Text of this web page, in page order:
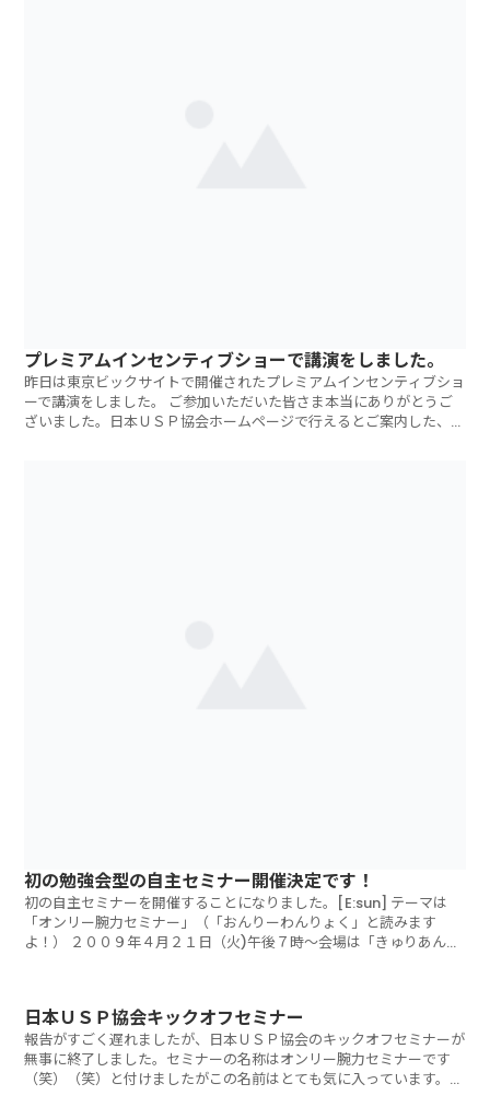
プレミアムインセンティブショーで講演をしました。
昨日は東京ビックサイトで開催されたプレミアムインセンティブショ
ーで講演をしました。 ご参加いただいた皆さま本当にありがとうご
ざいました。日本ＵＳＰ協会ホームページで行えるとご案内した、ス
初の勉強会型の自主セミナー開催決定です！
初の自主セミナーを開催することになりました。[E:sun] テーマは
「オンリー腕力セミナー」（「おんりーわんりょく」と読みます
よ！） ２００９年４月２１日（火)午後７時～会場は「きゅりあん」
日本ＵＳＰ協会キックオフセミナー
報告がすごく遅れましたが、日本ＵＳＰ協会のキックオフセミナーが
無事に終了しました。セミナーの名称はオンリー腕力セミナーです
（笑）（笑）と付けましたがこの名前はとても気に入っています。自